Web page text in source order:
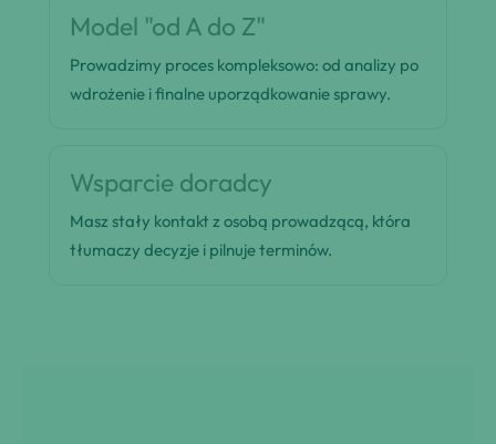
Model "od A do Z"
Prowadzimy proces kompleksowo: od analizy po
wdrożenie i finalne uporządkowanie sprawy.
Wsparcie doradcy
Masz stały kontakt z osobą prowadzącą, która
tłumaczy decyzje i pilnuje terminów.